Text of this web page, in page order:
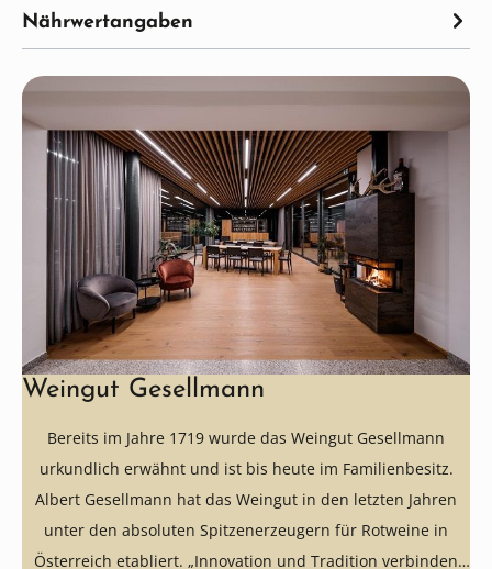
Nährwertangaben
Weingut Gesellmann
Bereits im Jahre 1719 wurde das Weingut Gesellmann
urkundlich erwähnt und ist bis heute im Familienbesitz.
Albert Gesellmann hat das Weingut in den letzten Jahren
unter den absoluten Spitzenerzeugern für Rotweine in
Österreich etabliert. „Innovation und Tradition verbinden